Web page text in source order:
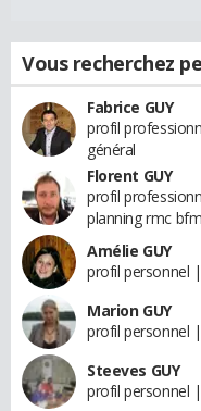
Vous recherchez
Fabrice GUY
profil
général
Florent GUY
profil
planning rmc bfm
Amélie GUY
profil personnel
Marion GUY
profil personnel |
Steeves GUY
profil personnel |